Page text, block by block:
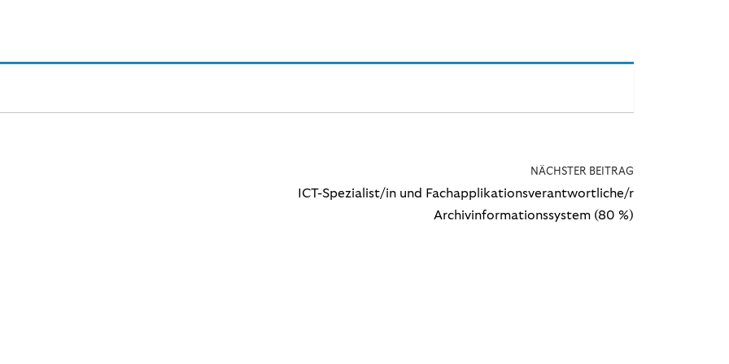
NÄCHSTER BEITRAG
ICT-Spezialist/in und Fachapplikationsverantwortliche/r
Archivinformationssystem (80 %)